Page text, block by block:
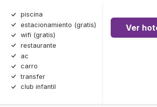
piscina
estacionamiento (gratis)
wifi (gratis)
restaurante
ac
carro
transfer
club infantil
Ver